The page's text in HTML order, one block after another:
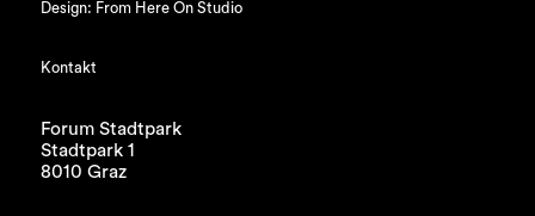
Design: From Here On Studio
Kontakt
Forum Stadtpark
Stadtpark 1
8010 Graz